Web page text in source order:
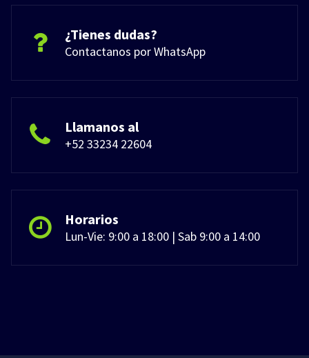
¿Tienes dudas?
Contactanos por WhatsApp
Llamanos al
+52 33234 22604
Horarios
Lun-Vie: 9:00 a 18:00 | Sab 9:00 a 14:00